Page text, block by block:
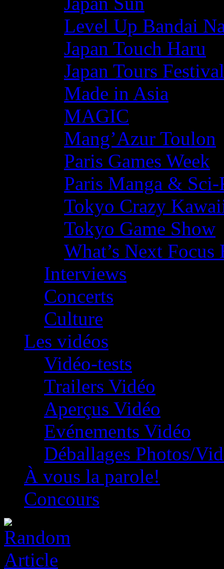
Level Up Bandai
Japan Touch Haru
Japan Tours Festival
Made in Asia
MAGIC
Mang’Azur Toulon
Paris Games Week
Paris Manga &
Tokyo Crazy
Tokyo Game Show
What’s Next
Interviews
Concerts
Culture
Les vidéos
Vidéo-tests
Trailers Vidéo
Aperçus Vidéo
Evénements Vidéo
Déballages Photos/
À vous la parole!
Concours